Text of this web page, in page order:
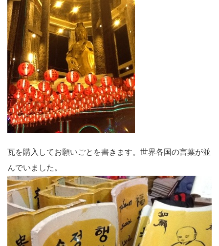
瓦を購入してお願いごとを書きます。世界各国の言葉が並
んでいました。